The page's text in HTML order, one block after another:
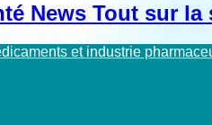
News Tout sur
et industrie